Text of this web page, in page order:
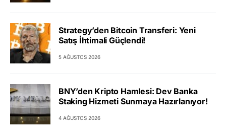
Strategy’den Bitcoin Transferi: Yeni
Satış İhtimali Güçlendi!
5 AĞUSTOS 2026
BNY’den Kripto Hamlesi: Dev Banka
Staking Hizmeti Sunmaya Hazırlanıyor!
4 AĞUSTOS 2026